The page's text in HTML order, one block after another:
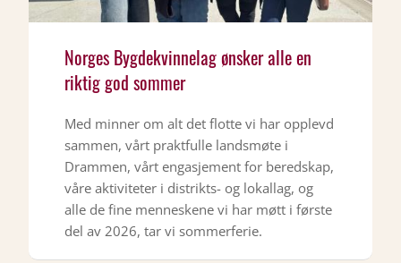
Norges Bygdekvinnelag ønsker alle en
riktig god sommer
Med minner om alt det flotte vi har opplevd
sammen, vårt praktfulle landsmøte i
Drammen, vårt engasjement for beredskap,
våre aktiviteter i distrikts- og lokallag, og
alle de fine menneskene vi har møtt i første
del av 2026, tar vi sommerferie.